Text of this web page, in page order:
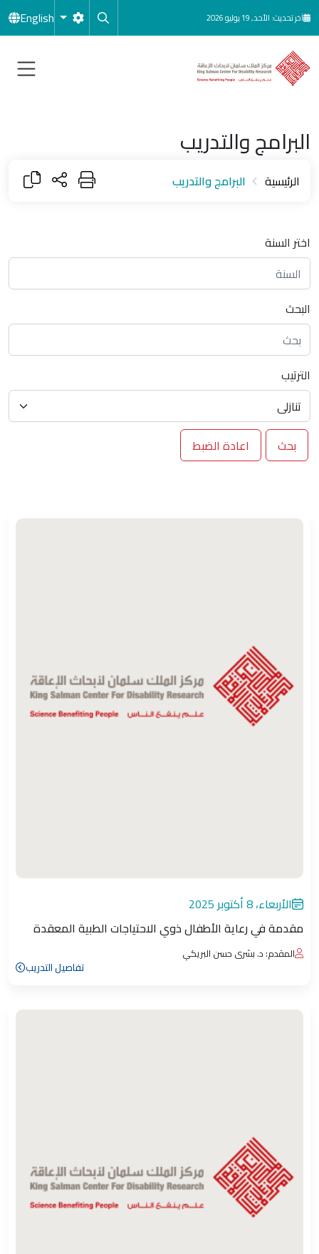
تجاوز إلى المحتوى الرئيسي
آخر تحديث: الأحد, 19 يوليو 2026 English
البرامج والتدريب
الرئيسية البرامج والتدريب
اختر السنة
البحث
الترتيب
بحث اعادة الضبط
الأربعاء، 8 أكتوبر 2025
مقدمة في رعاية الأطفال ذوي الاحتياجات الطبية المعقدة
المقدم: د. بشرى حسن البريكي
تفاصيل التدريب